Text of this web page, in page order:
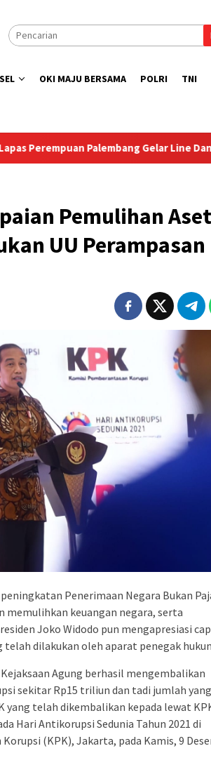
OKI MAJU BERSAMA POLRI TNI
Gelar Line Dance Bersama Group LD Top
Pemulihan Aset
UU Perampasan
Penerimaan Negara Bukan
memulihkan keuangan negara, serta
Joko Widodo pun mengapresiasi
dilakukan oleh aparat penegak
Agung berhasil mengembalikan
sekitar Rp15 triliun dan tadi jumlah yang
yang telah dikembalikan kepada lewat
Hari Antikorupsi Sedunia Tahun 2021 di
(KPK), Jakarta, pada Kamis, 9